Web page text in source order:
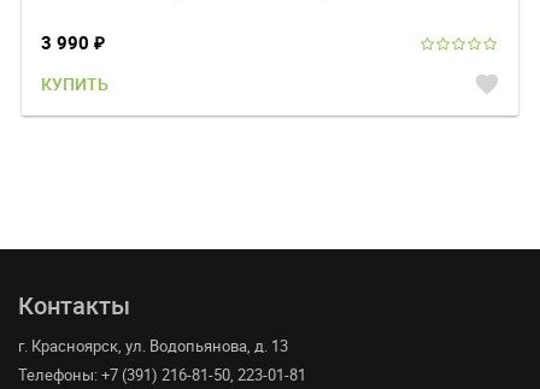
3 990 ₽
КУПИТЬ favorite
Контакты
г. Красноярск, ул. Водопьянова, д. 13
Телефоны: +7 (391) 216-81-50, 223-01-81